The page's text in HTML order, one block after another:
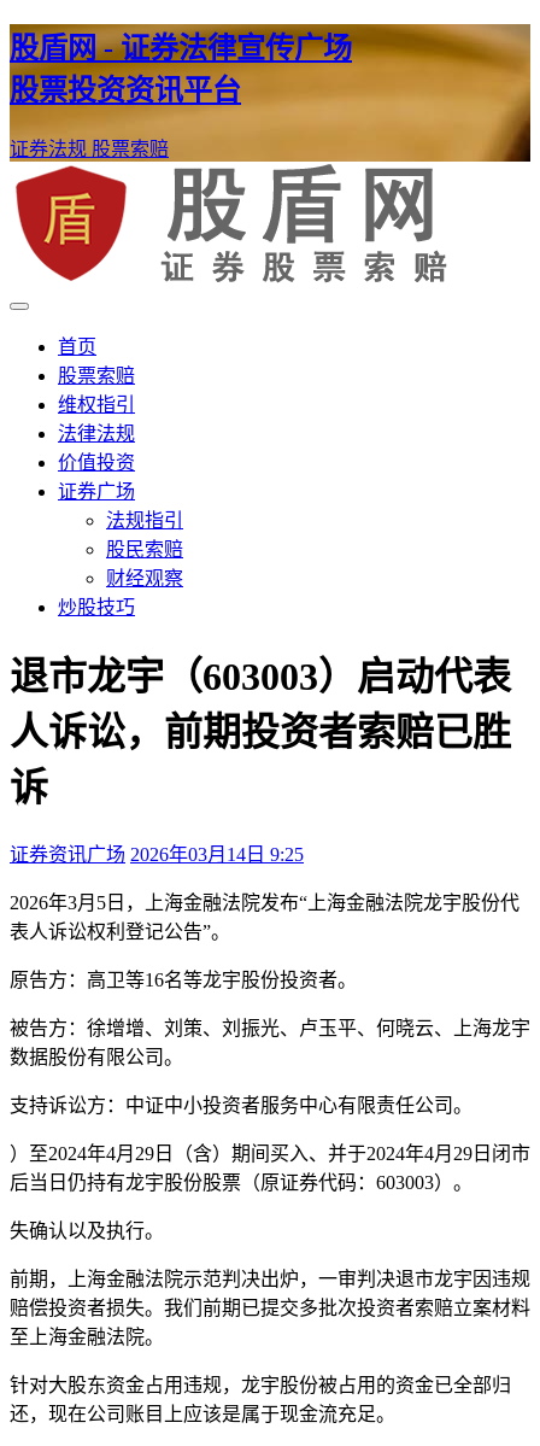
股盾网 - 证券法律宣传广场
股票投资资讯平台
证券法规 股票索赔
股盾网
证券股票维权网
首页
股票索赔
维权指引
法律法规
价值投资
证券广场
法规指引
股民索赔
财经观察
炒股技巧
退市龙宇（603003）启动代表
人诉讼，前期投资者索赔已胜
诉
证券资讯广场 2026年03月14日 9:25
2026年3月5日，上海金融法院发布“上海金融法院龙宇股份代
表人诉讼权利登记公告”。
原告方：高卫等16名等龙宇股份投资者。
被告方：徐增增、刘策、刘振光、卢玉平、何晓云、上海龙宇
数据股份有限公司。
支持诉讼方：中证中小投资者服务中心有限责任公司。
）至2024年4月29日（含）期间买入、并于2024年4月29日闭市
后当日仍持有龙宇股份股票（原证券代码：603003）。
失确认以及执行。
前期，上海金融法院示范判决出炉，一审判决退市龙宇因违规
赔偿投资者损失。我们前期已提交多批次投资者索赔立案材料
至上海金融法院。
针对大股东资金占用违规，龙宇股份被占用的资金已全部归
还，现在公司账目上应该是属于现金流充足。